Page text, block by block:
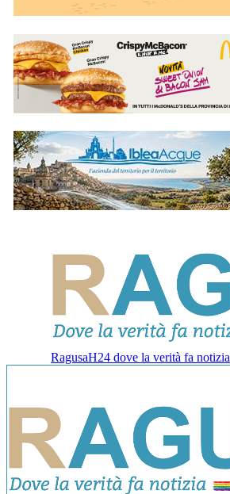
RagusaH24 dove la verità fa notizia